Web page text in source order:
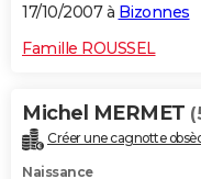
17/10/2007 à Bizonnes
Famille ROUSSEL
Michel MERMET
Créer une cagnotte
Naissance